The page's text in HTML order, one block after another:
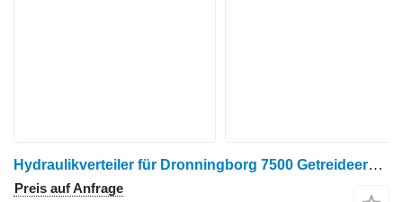
Hydraulikverteiler für Dronningborg 7500 Getreideernter
Preis auf Anfrage